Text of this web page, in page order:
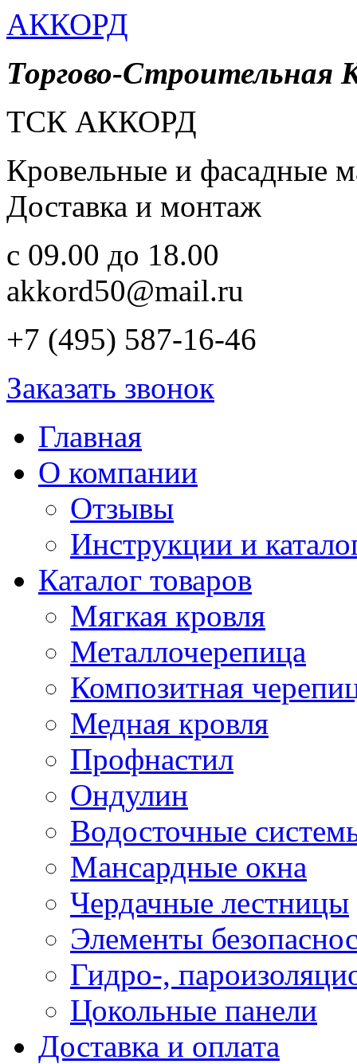
АККОРД
Торгово-Строительная
ТСК АККОРД
Кровельные и фасадные
Доставка и монтаж
c 09.00 до 18.00
akkord50@mail.ru
+7 (495) 587-16-46
Заказать звонок
Главная
О компании
Отзывы
Инструкции и
Каталог товаров
Мягкая кровля
Металлочерепица
Композитная
Медная кровля
Профнастил
Ондулин
Водосточные
Мансардные окна
Чердачные лестницы
Элементы
Гидро-,
Цокольные панели
Доставка и оплата